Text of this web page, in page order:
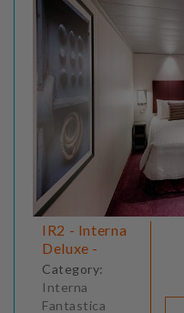
IR2 - Interna
Deluxe -
Category:
Interna
Fantastica